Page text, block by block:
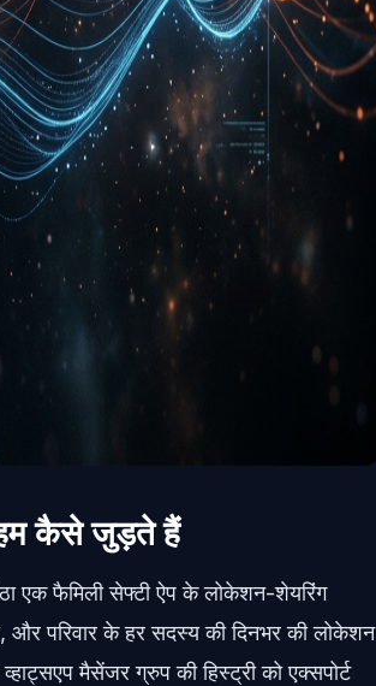
हम कैसे जुड़ते हैं
एक फैमिली सेफ्टी ऐप के लोकेशन-शेयरिंग
और परिवार के हर सदस्य की दिनभर की लोकेशन
मैसेंजर ग्रुप की हिस्ट्री को एक्सपोर्ट